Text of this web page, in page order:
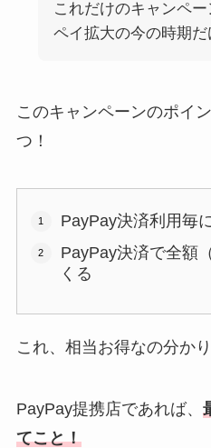
これだけのキャンペー
ペイ拡大の今の時期だ
このキャンペーンのポイ
つ！
PayPay決済利用毎
PayPay決済で全額
くる
これ、相当お得なの分か
PayPay提携店であれば、
てこと！